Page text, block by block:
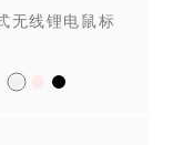
无线锂电鼠标